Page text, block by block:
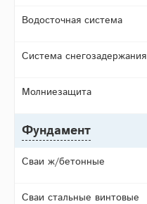
Водосточная система
Система снегозадержания
Молниезащита
Фундамент
Сваи ж/бетонные
Сваи стальные винтовые